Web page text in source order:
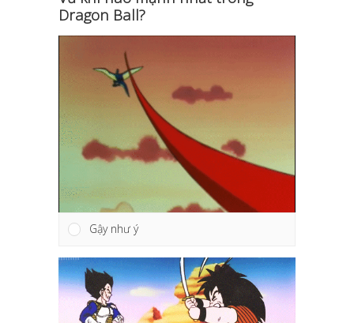
Dragon Ball?
Gậy như ý